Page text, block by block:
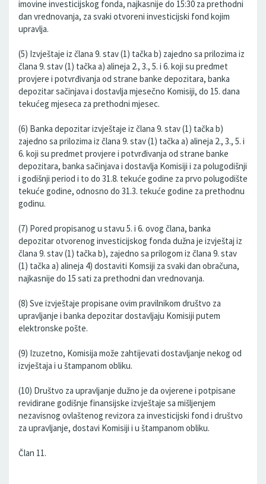
imovine investicijskog fonda, najkasnije do 15:30 za prethodni
dan vrednovanja, za svaki otvoreni investicijski fond kojim
upravlja.
(5) Izvještaje iz člana 9. stav (1) tačka b) zajedno sa prilozima iz
člana 9. stav (1) tačka a) alineja 2., 3., 5. i 6. koji su predmet
provjere i potvrđivanja od strane banke depozitara, banka
depozitar sačinjava i dostavlja mjesečno Komisiji, do 15. dana
tekućeg mjeseca za prethodni mjesec.
(6) Banka depozitar izvještaje iz člana 9. stav (1) tačka b)
zajedno sa prilozima iz člana 9. stav (1) tačka a) alineja 2., 3., 5. i
6. koji su predmet provjere i potvrđivanja od strane banke
depozitara, banka sačinjava i dostavlja Komisiji i za polugodišnji
i godišnji period i to do 31.8. tekuće godine za prvo polugodište
tekuće godine, odnosno do 31.3. tekuće godine za prethodnu
godinu.
(7) Pored propisanog u stavu 5. i 6. ovog člana, banka
depozitar otvorenog investicijskog fonda dužna je izvještaj iz
člana 9. stav (1) tačka b), zajedno sa prilogom iz člana 9. stav
(1) tačka a) alineja 4) dostaviti Komsiji za svaki dan obračuna,
najkasnije do 15 sati za prethodni dan vrednovanja.
(8) Sve izvještaje propisane ovim pravilnikom društvo za
upravljanje i banka depozitar dostavljaju Komisiji putem
elektronske pošte.
(9) Izuzetno, Komisija može zahtijevati dostavljanje nekog od
izvještaja i u štampanom obliku.
(10) Društvo za upravljanje dužno je da ovjerene i potpisane
revidirane godišnje finansijske izvještaje sa mišljenjem
nezavisnog ovlaštenog revizora za investicijski fond i društvo
za upravljanje, dostavi Komisiji i u štampanom obliku.
Član 11.